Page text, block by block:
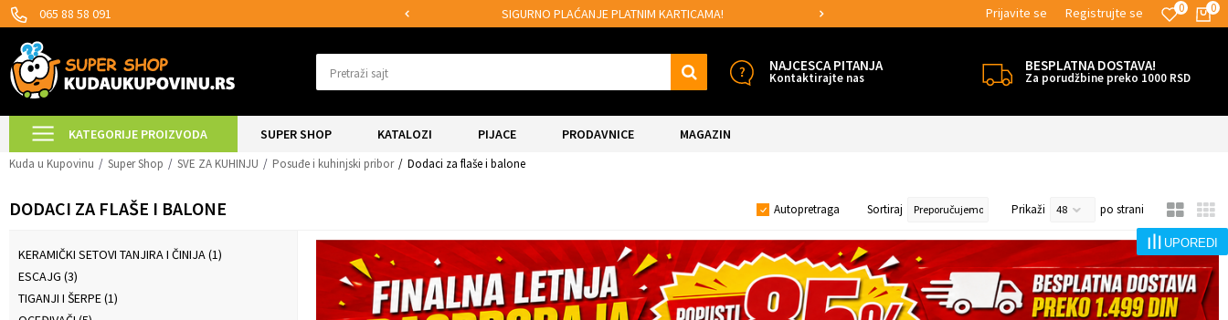
065 88 58 091 SIGURNO PLAĆANJE PLATNIM KARTICAMA! MOGUĆNOST BESPLATNE ISPORUKE! 0
0
Prijavite se Registrujte se
Pretraži sajt NAJCESCA PITANJA
Kontaktirajte nas
BESPLATNA DOSTAVA!
Za porudžbine preko 1000 RSD
KATEGORIJE PROIZVODA SUPER SHOP KATALOZI PIJACE PRODAVNICE MAGAZIN
UPOREDI
Kuda u Kupovinu Super Shop SVE ZA KUHINJU Posuđe i kuhinjski pribor Dodaci za flaše i balone
DODACI ZA FLAŠE I BALONE Autopretraga Sortiraj Prikaži po strani
KERAMIČKI SETOVI TANJIRA I ČINIJA(1)
ESCAJG (3)
TIGANJI I ŠERPE(1)